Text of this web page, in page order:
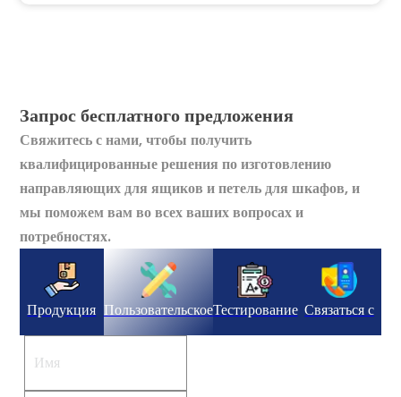
Запрос бесплатного предложения
Свяжитесь с нами, чтобы получить
квалифицированные решения по изготовлению
направляющих для ящиков и петель для шкафов, и
мы поможем вам во всех ваших вопросах и
потребностях.
Продукция ПользовательскоеТестирование Связаться с